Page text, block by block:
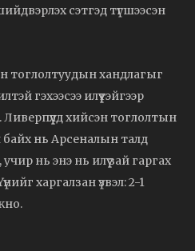
сэтгэд түгшээсэн
тоглолтуудын хандлагыг
гэхээсээ илүүтэйгээр
хийсэн тоглолтын
нь Арсеналын талд
нь энэ нь илүү зай гаргах
харгалзан үзвэл: 2-1